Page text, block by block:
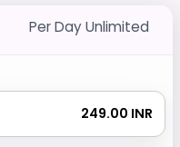
Per Day Unlimited
₹ 249.00 INR